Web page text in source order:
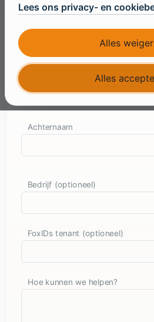
E-mailadres
Achternaam
Bedrijf (optioneel)
FoxIDs tenant (optioneel)
Hoe kunnen we helpen?
Lees ons privacy- en
Alles
Alles